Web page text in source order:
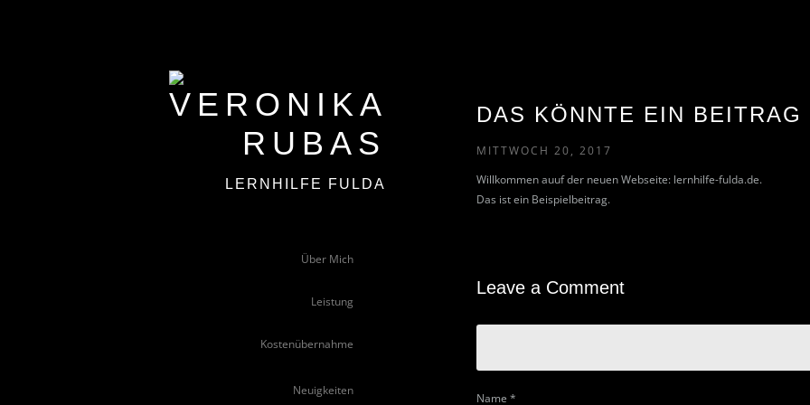
LERNHILFE FULDA
Über Mich
Leistung
Kostenübernahme
Neuigkeiten
DAS KÖNNTE EIN BEITRAG
MITTWOCH 20, 2017
Willkommen auuf der neuen Webseite: lernhilfe-fulda.de.
Das ist ein Beispielbeitrag.
Leave a Comment
Name*